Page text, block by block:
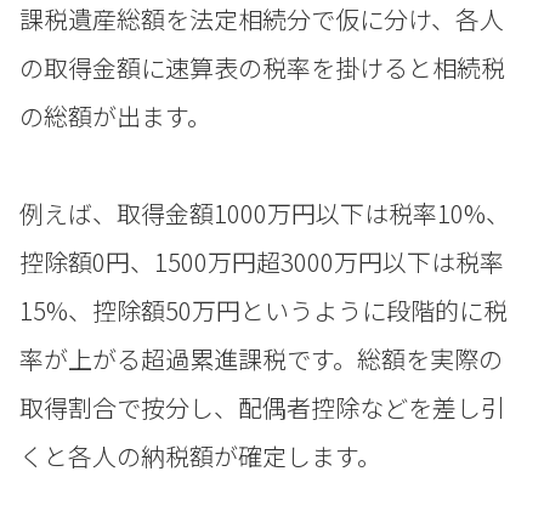
課税遺産総額を法定相続分で仮に分け、各人
の取得金額に速算表の税率を掛けると相続税
の総額が出ます。
例えば、取得金額1000万円以下は税率10%、
控除額0円、1500万円超3000万円以下は税率
15%、控除額50万円というように段階的に税
率が上がる超過累進課税です。総額を実際の
取得割合で按分し、配偶者控除などを差し引
くと各人の納税額が確定します。